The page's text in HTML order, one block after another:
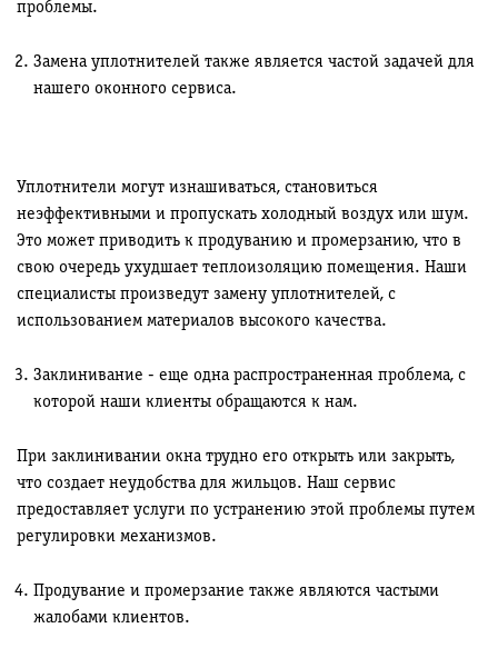
проблемы.
Замена уплотнителей также является частой задачей для
нашего оконного сервиса.
Уплотнители могут изнашиваться, становиться
неэффективными и пропускать холодный воздух или шум.
Это может приводить к продуванию и промерзанию, что в
свою очередь ухудшает теплоизоляцию помещения. Наши
специалисты произведут замену уплотнителей, с
использованием материалов высокого качества.
Заклинивание - еще одна распространенная проблема, с
которой наши клиенты обращаются к нам.
При заклинивании окна трудно его открыть или закрыть,
что создает неудобства для жильцов. Наш сервис
предоставляет услуги по устранению этой проблемы путем
регулировки механизмов.
Продувание и промерзание также являются частыми
жалобами клиентов.